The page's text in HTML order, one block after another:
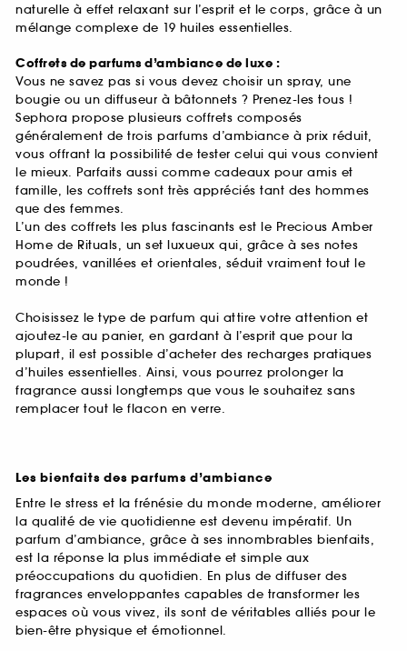
naturelle à effet relaxant sur l’esprit et le corps, grâce à un
mélange complexe de 19 huiles essentielles.
Coffrets de parfums d’ambiance de luxe :
Vous ne savez pas si vous devez choisir un spray, une
bougie ou un diffuseur à bâtonnets ? Prenez-les tous !
Sephora propose plusieurs coffrets composés
généralement de trois parfums d’ambiance à prix réduit,
vous offrant la possibilité de tester celui qui vous convient
le mieux. Parfaits aussi comme cadeaux pour amis et
famille, les coffrets sont très appréciés tant des hommes
que des femmes.
L’un des coffrets les plus fascinants est le Precious Amber
Home de Rituals, un set luxueux qui, grâce à ses notes
poudrées, vanillées et orientales, séduit vraiment tout le
monde !
Choisissez le type de parfum qui attire votre attention et
ajoutez-le au panier, en gardant à l’esprit que pour la
plupart, il est possible d’acheter des recharges pratiques
d’huiles essentielles. Ainsi, vous pourrez prolonger la
fragrance aussi longtemps que vous le souhaitez sans
remplacer tout le flacon en verre.
Les bienfaits des parfums d’ambiance
Entre le stress et la frénésie du monde moderne, améliorer
la qualité de vie quotidienne est devenu impératif. Un
parfum d’ambiance, grâce à ses innombrables bienfaits,
est la réponse la plus immédiate et simple aux
préoccupations du quotidien. En plus de diffuser des
fragrances enveloppantes capables de transformer les
espaces où vous vivez, ils sont de véritables alliés pour le
bien-être physique et émotionnel.